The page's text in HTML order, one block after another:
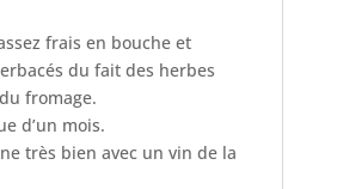
frais en bouche et
du fait des herbes
fromage.
d’un mois.
très bien avec un vin de la